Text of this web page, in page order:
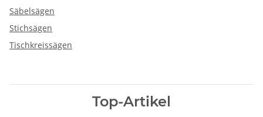
Säbelsägen
Stichsägen
Tischkreissägen
Top-Artikel